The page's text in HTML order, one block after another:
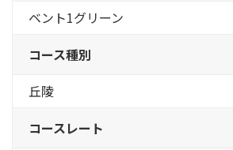
ベント1グリーン
コース種別
丘陵
コースレート